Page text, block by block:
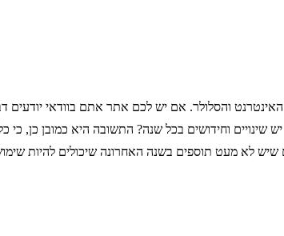
שינויים וחידושים בכל שנה? התשובה היא כמובן כן,